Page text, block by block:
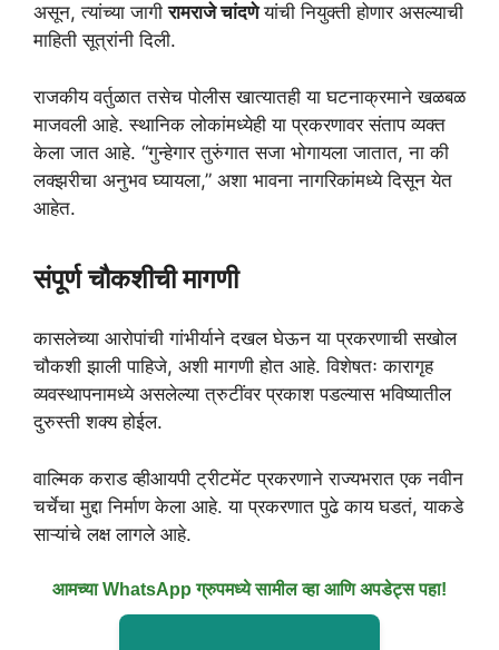
असून, त्यांच्या जागीरामराजे चांदणेयांची नियुक्ती होणार असल्याची
माहिती सूत्रांनी दिली.
राजकीय वर्तुळात तसेच पोलीस खात्यातही या घटनाक्रमाने खळबळ
माजवली आहे. स्थानिक लोकांमध्येही या प्रकरणावर संताप व्यक्त
केला जात आहे. “गुन्हेगार तुरुंगात सजा भोगायला जातात, ना की
लक्झरीचा अनुभव घ्यायला,” अशा भावना नागरिकांमध्ये दिसून येत
आहेत.
संपूर्ण चौकशीची मागणी
कासलेच्या आरोपांची गांभीर्याने दखल घेऊन या प्रकरणाची सखोल
चौकशी झाली पाहिजे, अशी मागणी होत आहे. विशेषतः कारागृह
व्यवस्थापनामध्ये असलेल्या त्रुटींवर प्रकाश पडल्यास भविष्यातील
दुरुस्ती शक्य होईल.
वाल्मिक कराड व्हीआयपी ट्रीटमेंट प्रकरणाने राज्यभरात एक नवीन
चर्चेचा मुद्दा निर्माण केला आहे. या प्रकरणात पुढे काय घडतं, याकडे
साऱ्यांचे लक्ष लागले आहे.
आमच्या WhatsApp ग्रुपमध्ये सामील व्हा आणि अपडेट्स पहा!